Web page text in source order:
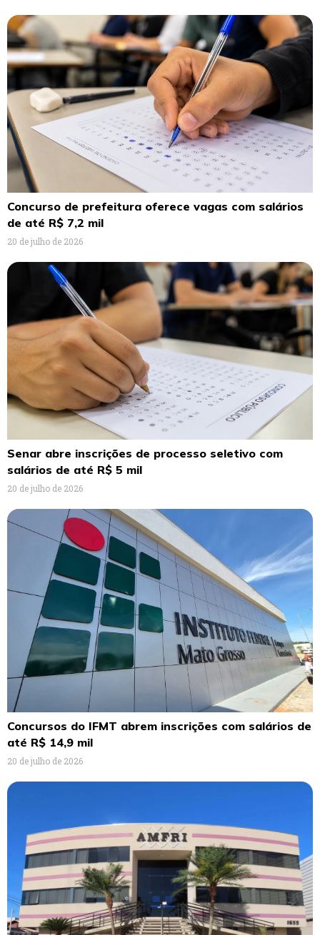
Concurso de prefeitura oferece vagas com salários
de até R$ 7,2 mil
20 de julho de 2026
Senar abre inscrições de processo seletivo com
salários de até R$ 5 mil
20 de julho de 2026
Concursos do IFMT abrem inscrições com salários de
até R$ 14,9 mil
20 de julho de 2026